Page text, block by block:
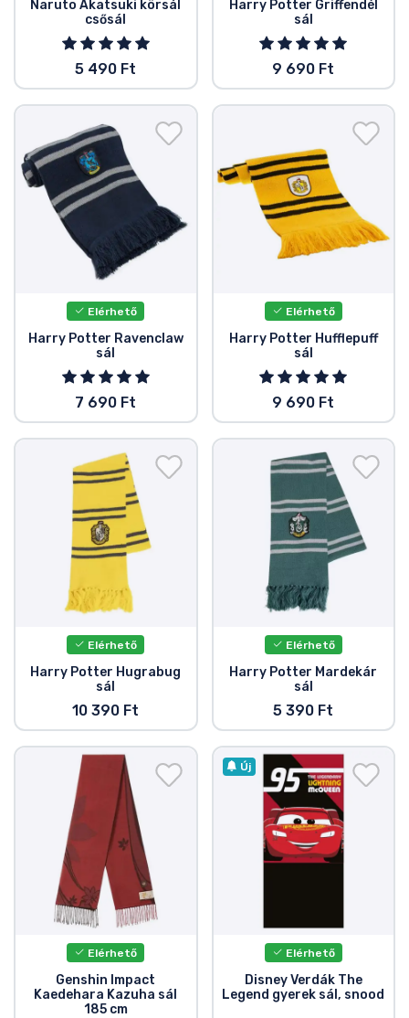
Naruto Akatsuki körsál
csősál
5 490 Ft
Harry Potter Griffendél
sál
9 690 Ft
Elérhető
Harry Potter Ravenclaw
sál
7 690 Ft
Elérhető
Harry Potter Hufflepuff
sál
9 690 Ft
Elérhető
Harry Potter Hugrabug
sál
10 390 Ft
Elérhető
Harry Potter Mardekár
sál
5 390 Ft
Elérhető
Genshin Impact
Kaedehara Kazuha sál
185 cm
Új
Elérhető
Disney Verdák The
Legend gyerek sál, snood
Terméktípusok